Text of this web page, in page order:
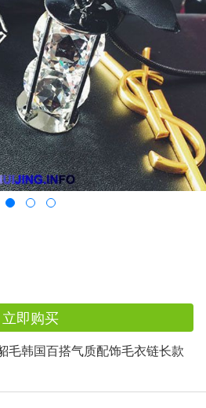
立即购买
毛韩国百搭气质配饰毛衣链长款